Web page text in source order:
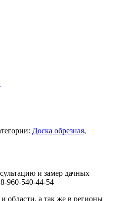
Доска обрезная,
и замер дачных
960-540-44-54
области, а так же в регионы